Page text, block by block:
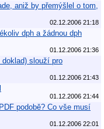
aniž by přemýšlel o tom,
02.12.2006 21:18
dph a žádnou dph
01.12.2006 21:36
slouží pro
01.12.2006 21:43
01.12.2006 21:44
podobě? Co vše musí
01.12.2006 22:01